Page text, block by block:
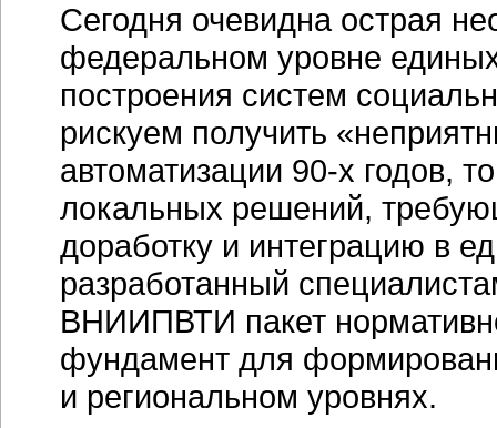
Сегодня очевидна острая
федеральном уровне
построения систем
рискуем получить
автоматизации 90-х годов,
локальных решений,
доработку и интеграцию в
разработанный
ВНИИПВТИ пакет
фундамент для
и региональном уровнях.